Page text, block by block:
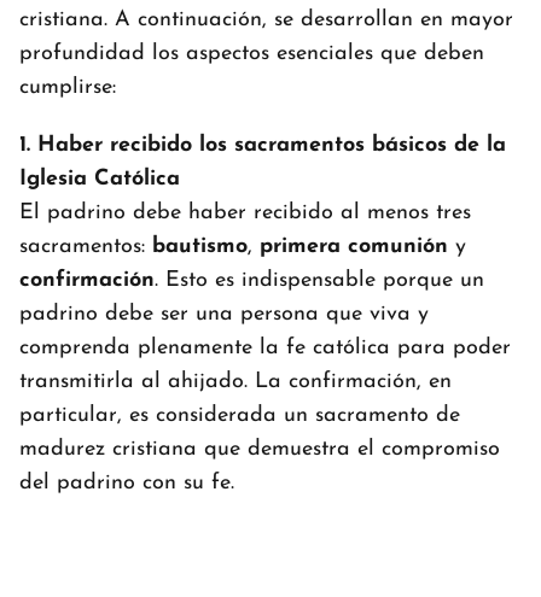
cristiana. A continuación, se desarrollan en mayor
profundidad los aspectos esenciales que deben
cumplirse:
1. Haber recibido los sacramentos básicos de la
Iglesia Católica
El padrino debe haber recibido al menos tres
sacramentos: bautismo, primera comunión y
confirmación. Esto es indispensable porque un
padrino debe ser una persona que viva y
comprenda plenamente la fe católica para poder
transmitirla al ahijado. La confirmación, en
particular, es considerada un sacramento de
madurez cristiana que demuestra el compromiso
del padrino con su fe.